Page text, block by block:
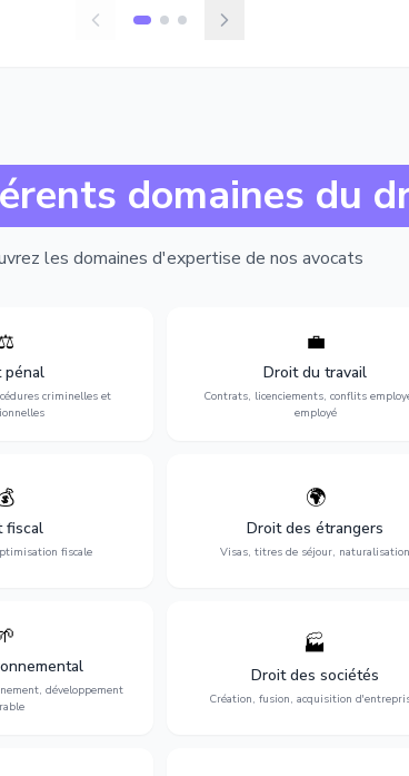
domaines du
les domaines d'expertise de nos avocats
pénal
criminelles et
pénale, de
à vue jusqu'au
correctionnelle
💼
Droit du travail
Contrats, licenciements, conflits
employé
Protection de vos droits au
contrats, licenciements,
discrimination et conflits avec
l'employeur.
fiscal
fiscale
situation fiscale :
contrôles
🌍
Droit des étrangers
Visas, titres de séjour, naturalisation
Obtention de vos droits de séjour :
cartes de séjour, regroupement
naturalisation.
développement
litiges et
durable.
🏭
Droit des sociétés
Création, fusion, acquisition
Structuration de votre société :
fusion-acquisition,
restructuration.